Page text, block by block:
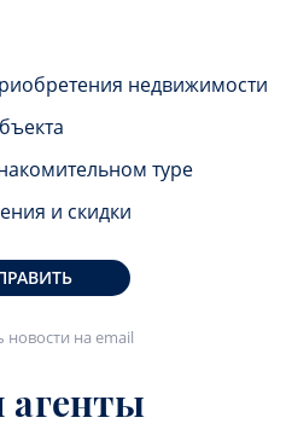
недвижимости
туре
и скидки
новости на email